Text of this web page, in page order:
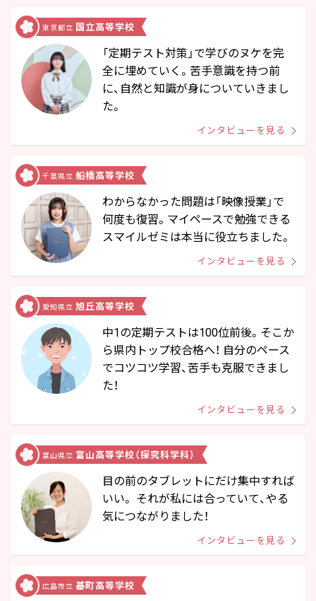
東京都立 国立高等学校
「定期テスト対策」で学びのヌケを完
全に埋めていく。苦手意識を持つ前
に、自然と知識が身についていきまし
た。
インタビューを見る
千葉県立 船橋高等学校
わからなかった問題は「映像授業」で
何度も復習。マイペースで勉強できる
スマイルゼミは本当に役立ちました。
インタビューを見る
愛知県立 旭丘高等学校
中1の定期テストは100位前後。そこか
ら県内トップ校合格へ！ 自分のペース
でコツコツ学習、苦手も克服できまし
た！
インタビューを見る
富山県立 富山高等学校（探究科学科）
目の前のタブレットにだけ集中すれば
いい。 それが私には合っていて、やる
気につながりました！
インタビューを見る
広島市立 基町高等学校